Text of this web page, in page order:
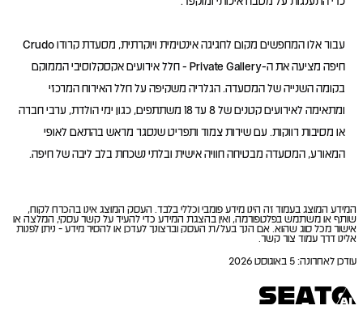
עבור אלו המחפשים מקום לחגיגה אינטימית ויוקרתית, מסעדת קרודו Crudo
חיפה מציעה את ה-Private Gallery - חלל אירועים אקסקלוסיבי הממוקם
בקומה השנייה של המסעדה. הגלריה משקיפה על חלל האירוח המרכזי
ומתאימה לאירועים קטנים של 8 עד 18 משתתפים, כגון ימי הולדת, ערבי חברה
או מסיבות רווקות. עם שירות צמוד ותפריט שנסגר מראש בהתאם לאופי
המאורע, המסעדה מבטיחה חוויה אישית ובלתי נשכחת בלב ליבה של חיפה.
המידע המוצג בעמוד זה הינו מידע פומבי וכללי בלבד. העסק המוצג אינו בהכרח לקוח,
שותף או משתמש בפלטפורמה, ואין בהצגת המידע כדי להעיד על קשר עסקי, המלצה או
אישור מכל סוג שהוא. אם הנך בעל/ת העסק וברצונך לעדכן או להסיר מידע - ניתן לפנות
אלינו דרך עמוד צור קשר.
עודכן לאחרונה: 5 באוגוסט 2026